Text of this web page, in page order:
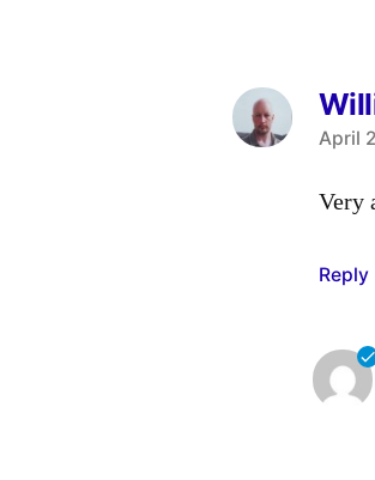
says:
April
Very
Reply